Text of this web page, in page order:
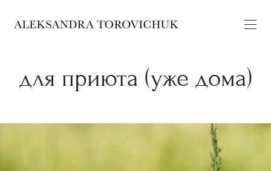
для приюта (уже дома)